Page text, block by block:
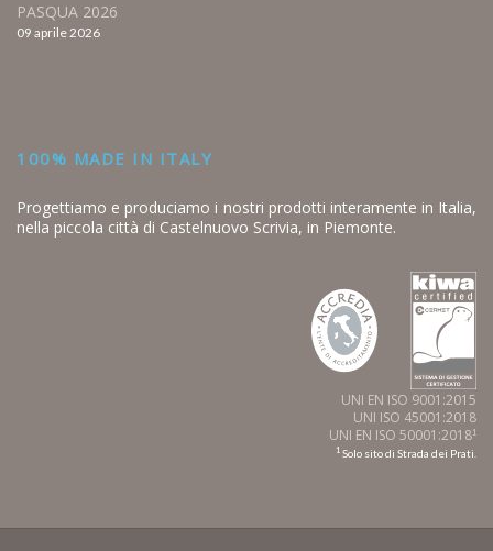
PASQUA 2026
09 aprile 2026
100% MADE IN ITALY
Progettiamo e produciamo i nostri prodotti interamente in Italia,
nella piccola città di Castelnuovo Scrivia, in Piemonte.
UNI EN ISO 9001:2015
UNI ISO 45001:2018
UNI EN ISO 50001:20181
1 Solo sito di Strada dei Prati.